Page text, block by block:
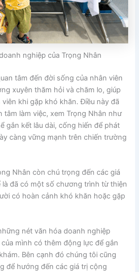
nghiệp của Trọng Nhân
tâm đến đời sống của nhân viên
xuyên thăm hỏi và chăm lo, giúp
khi gặp khó khăn. Điều này đã
tâm làm việc, xem Trọng Nhân như
gắn kết lâu dài, cống hiến để phát
càng vững mạnh trên chiến trường
Nhân còn chú trọng đến các giá
đã có một số chương trình từ thiện
có hoàn cảnh khó khăn hoặc gặp
nét văn hóa doanh nghiệp
mình có thêm động lực để gắn
Bên cạnh đó chúng tôi cũng
để hướng đến các giá trị cộng